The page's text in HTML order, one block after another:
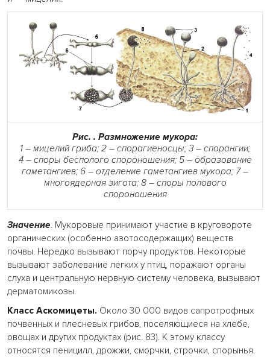
Рис. . Размножение мукора:
1 – мицелий гриба; 2 – спорагиеносцы; 3 – спорангии;
4 – споры бесполого спороношения; 5 – образование
гаметангиев; 6 – отделение гаметангиев мукора; 7 –
многоядерная зигота; 8 – споры полового
спороношения
Значение. Мукоровые принимают участие в круговороте
органических (особенно азотосодержащих) веществ
почвы. Нередко вызывают порчу продуктов. Некоторые
вызывают заболевание легких у птиц, поражают органы
слуха и центральную нервную систему человека, вызывают
дерматомикозы.
Класс Аскомицеты. Около 30 000 видов сапротрофных
почвенных и плесневых грибов, поселяющиеся на хлебе,
овощах и других продуктах (рис. 83). К этому классу
относятся пеницилл, дрожжи, сморчки, строчки, спорынья.